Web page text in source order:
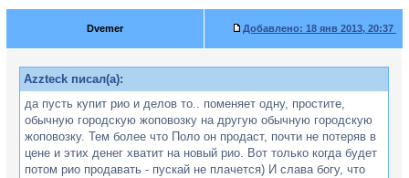
Dvemer Добавлено: 18 янв 2013, 20:37
Azzteck писал(а):
да пусть купит рио и делов то.. поменяет одну, простите,
обычную городскую жоповозку на другую обычную городскую
жоповозку. Тем более что Поло он продаст, почти не потеряв в
цене и этих денег хватит на новый рио. Вот только когда будет
потом рио продавать - пускай не плачется) И слава богу, что